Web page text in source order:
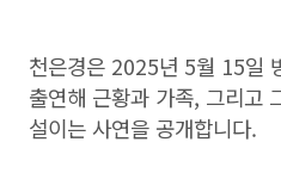
천은경은 2025년 5월 15일
출연해 근황과 가족, 그리고
설이는 사연을 공개합니다.